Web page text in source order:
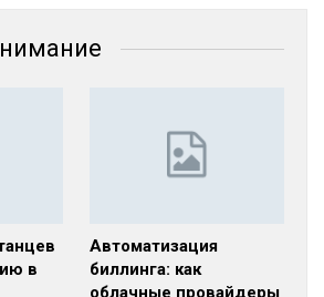
в
Автоматизация
биллинга: как
облачные провайдеры